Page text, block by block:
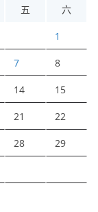
五 六
1
7 8
14 15
21 22
28 29